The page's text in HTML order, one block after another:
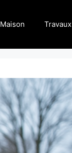
Maison Travaux